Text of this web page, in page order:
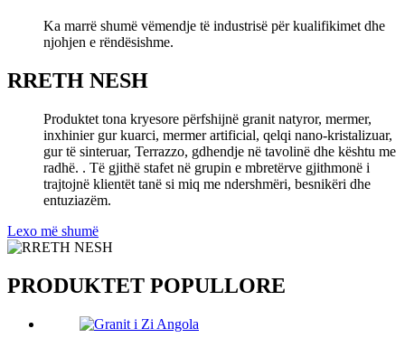
Ka marrë shumë vëmendje të industrisë për kualifikimet dhe
njohjen e rëndësishme.
RRETH NESH
Produktet tona kryesore përfshijnë granit natyror, mermer,
inxhinier gur kuarci, mermer artificial, qelqi nano-kristalizuar,
gur të sinteruar, Terrazzo, gdhendje në tavolinë dhe kështu me
radhë. . Të gjithë stafet në grupin e mbretërve gjithmonë i
trajtojnë klientët tanë si miq me ndershmëri, besnikëri dhe
entuziazëm.
Lexo më shumë
PRODUKTET POPULLORE